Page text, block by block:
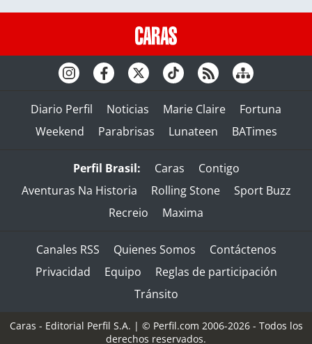
Diario Perfil Noticias Marie Claire
Fortuna
Weekend
Parabrisas Lunateen BATimes
Perfil Brasil: Caras
Contigo
Aventuras Na Historia
Rolling Stone
Sport Buzz
Recreio
Maxima
Canales RSS Quienes Somos
Contáctenos
Privacidad
Equipo
Reglas de participación
Tránsito
Caras - Editorial Perfil S.A. | © Perfil.com 2006-2026 - Todos los
derechos reservados.